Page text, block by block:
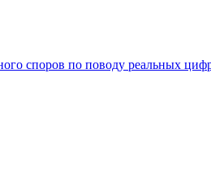
споров по поводу реальных